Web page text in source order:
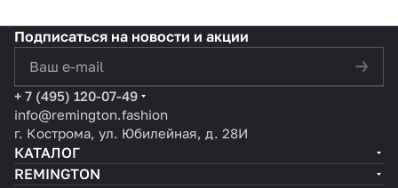
Подписаться на новости и акции
+ 7 (495) 120-07-49
info@remington.fashion
г. Кострома, ул. Юбилейная, д. 28И
КАТАЛОГ
REMINGTON